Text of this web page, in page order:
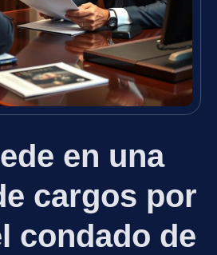
en una
cargos por
condado de